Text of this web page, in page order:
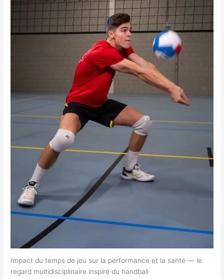
Impact du temps de jeu sur la performance et la santé — le
regard multidisciplinaire inspiré du handball